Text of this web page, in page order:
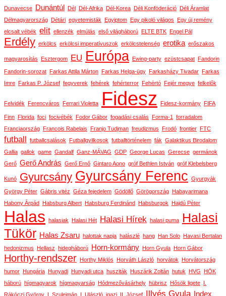
Dunavecse Dunántúl Dél Dél-Afrika Dél-Korea Déli Konföderáció
Déli Áramlat
Délmagyarország
Détári egyetemisták Egyiptom Egy pikoló világos
Egy új remény
elcsalt vébék elit ellenzék elmúlás első világháború ELTE BTK Engel Pál
Erdély erkölcs erkölcsi imperatívuszok erkölcstelenség erotika erőszakos
magyarosítás Esztergom EU Európa Ewing-party ezüstcsapat Fandorin
Fandorin-sorozat Farkas Attila Márton Farkas Helga-ügy Farkasházy Tivadar
Farkas
Imre
Farkas P. József fegyverek fehérek fehérterror Fehértó Fejér megye felkelők
Felvidék Ferencváros Ferrari Violetta Fidesz Fidesz-kormány FIFA
Finn Florida foci focivébék Fodor Gábor fogadási csalás Forma-1
forradalom
Franciaország
Francois Rabelais Franjo Tudjman freudizmus Frodó frontier FTC
futball futballcsalások Futballgyilkosok futballtörténelem fák Galaktikus Birodalom
Gallia gallok game Gandalf Ganz-MÁVAG GDP George Lucas Gerecse germánok
Gerő Gerő András Gerő Ernő Gintaro Aono gróf Bethlen István gróf Klebelsberg
Kunó Gyurcsány Gyurcsány Ferenc Gyurgyák
György Péter Gábris vitéz Géza fejedelem Gödöllő Görögország
Habayarimana
Habony Árpád
Habsburg Albert Habsburg Ferdinánd Habsburgok Hajdú Péter
Halas halasiak Halasi Hét Halasi Hírek halasi puma
Halasi
Tükör Halas Zsaru halottak napja halászlé hang Han Solo
Havasi Bertalan
hedonizmus
Hellasz hidegháború Horn-kormány Horn Gyula Horn Gábor
Horthy-rendszer Horthy Miklós Horváth László horvátok
Horvátország
humor
Hungária Hunyadi Hunyadi utca husziták Huszárik Zoltán hutuk HVG
HÖK
háború hígmagyarok hígmagyarság Hódmezővásárhely hübrisz Hősök ligete
Rákóczi György
I. Szulejmán I. Ulászló igazi II. József Illyés Gyula Index